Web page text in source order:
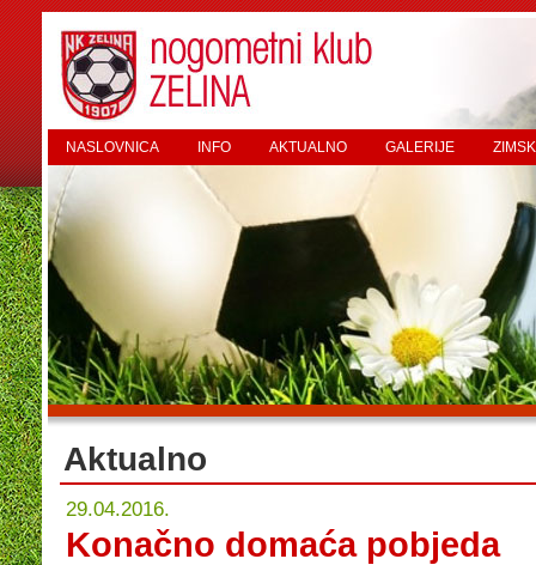
NASLOVNICA INFO AKTUALNO GALERIJE
Aktualno
29.04.2016.
Konačno domaća pobjeda